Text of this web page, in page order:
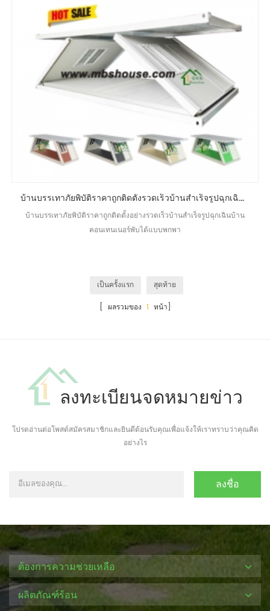
บ้านบรรเทาภัยพิบัติราคาถูกติดตั้งรวดเร็วบ้านสำเร็จรูปฉุกเฉินบ้านคอนเทนเนอร์พับได้แบบพกพา
บ้านบรรเทาภัยพิบัติราคาถูกติดตั้งอย่างรวดเร็วบ้านสำเร็จรูปฉุกเฉินบ้าน
คอนเทนเนอร์พับได้แบบพกพา
เป็นครั้งแรก
สุดท้าย
[ ผลรวมของ 1 หน้า]
ลงทะเบียนจดหมายข่าว
โปรดอ่านต่อโพสต์สมัครสมาชิกและยินดีต้อนรับคุณเพื่อแจ้งให้เราทราบว่าคุณคิด
อย่างไร
ต้องการความช่วยเหลือ
ผลิตภัณฑ์ร้อน